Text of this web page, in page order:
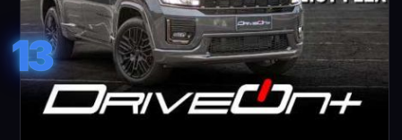
13